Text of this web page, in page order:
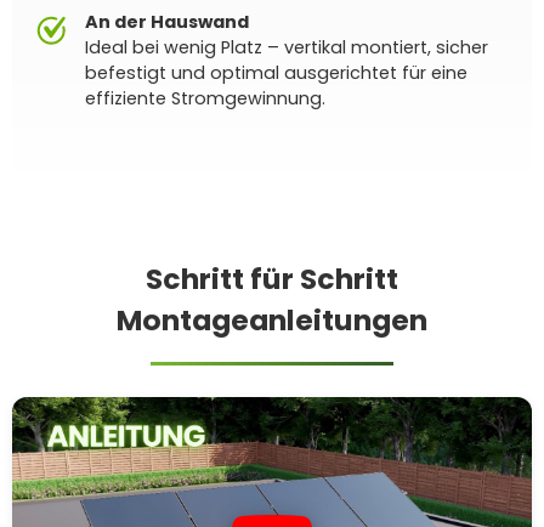
An der Hauswand
Ideal bei wenig Platz – vertikal montiert, sicher
befestigt und optimal ausgerichtet für eine
effiziente Stromgewinnung.
Schritt für Schritt
Montageanleitungen